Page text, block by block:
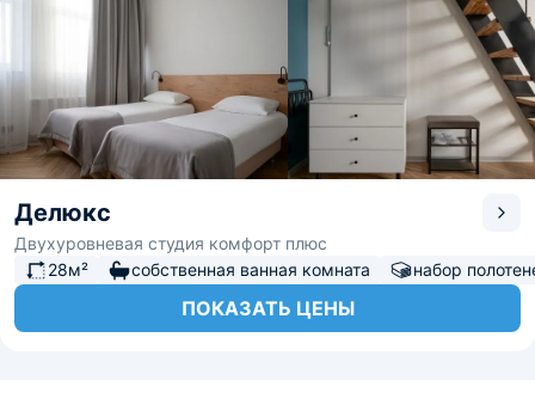
Делюкс
Двухуровневая студия комфорт плюс
28м²
собственная ванная комната набор
ПОКАЗАТЬ ЦЕНЫ